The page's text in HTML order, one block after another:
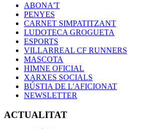
ABONA'T
PENYES
CARNET SIMPATITZANT
LUDOTECA GROGUETA
ESPORTS
VILLARREAL CF RUNNERS
MASCOTA
HIMNE OFICIAL
XARXES SOCIALS
BÚSTIA DE L'AFICIONAT
NEWSLETTER
ACTUALITAT